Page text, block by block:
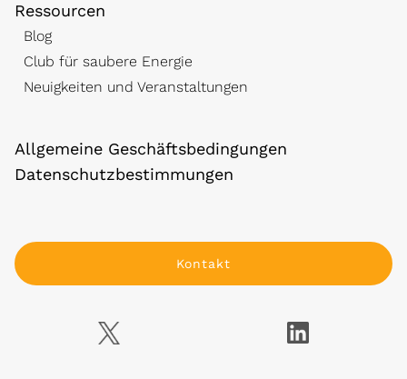
Ressourcen
Blog
Club für saubere Energie
Neuigkeiten und Veranstaltungen
Allgemeine Geschäftsbedingungen
Datenschutzbestimmungen
Kontakt